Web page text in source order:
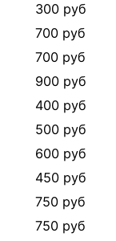
300 руб
700 руб
700 руб
900 руб
400 руб
500 руб
600 руб
450 руб
750 руб
750 руб